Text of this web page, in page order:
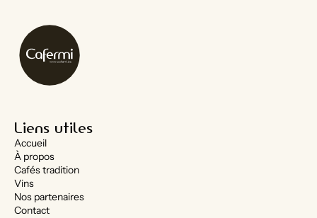
Liens utiles
Accueil
À propos
Cafés tradition
Vins
Nos partenaires
Contact